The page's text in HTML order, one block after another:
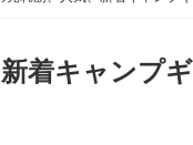
着キャンプ